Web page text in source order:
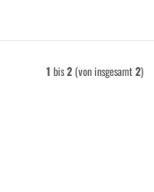
1 bis2 (von insgesamt2)